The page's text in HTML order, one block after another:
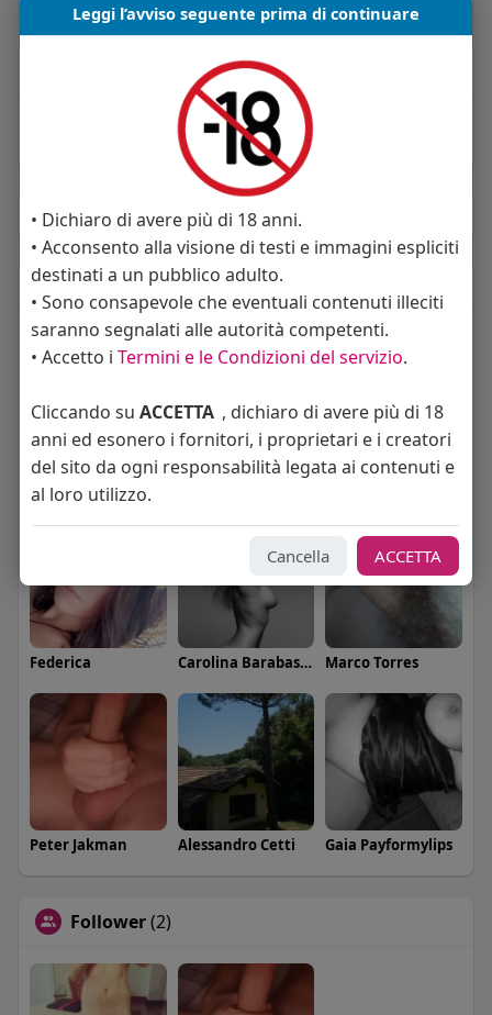
uomini
Orientamento sessuale:
bisessuale
Album (0)
Seguiti(23)
Angelica Cattaneo callmevittoria Elisa Esposito
Federica Carolina Barabaschi Marco Torres
Peter Jakman Alessandro Cetti Gaia Payformylips
Follower(2)
Leggi l’avviso seguente prima di continuare
• Dichiaro di avere più di 18 anni.
• Acconsento alla visione di testi e immagini espliciti
destinati a un pubblico adulto.
• Sono consapevole che eventuali contenuti illeciti
saranno segnalati alle autorità competenti.
• Accetto i Termini e le Condizioni del servizio.
Cliccando su ACCETTA , dichiaro di avere più di 18
anni ed esonero i fornitori, i proprietari e i creatori
del sito da ogni responsabilità legata ai contenuti e
al loro utilizzo.
Cancella ACCETTA